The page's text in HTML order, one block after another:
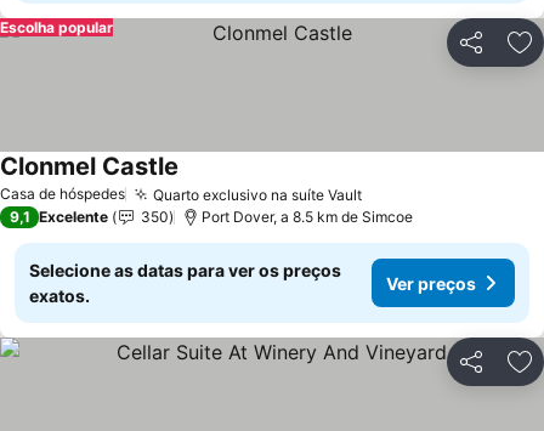
Partilhar
Escolha popular
Casa de hóspedes Quarto exclusivo na suíte VaultVer preços
Clonmel Castle
9,1 Excelente 350 Port Dover, a 8.5 km de Simcoe
Selecione as datas para ver os preços
exatos.
Ver preços
Partilhar